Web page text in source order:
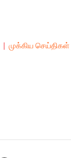
முக்கிய செய்திகள்